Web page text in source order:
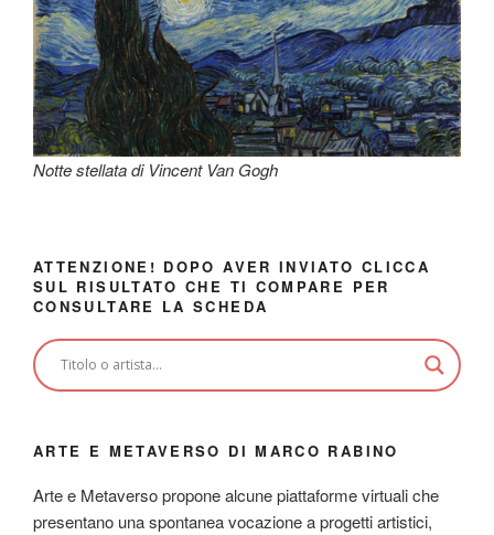
Notte stellata di Vincent Van Gogh
ATTENZIONE! DOPO AVER INVIATO CLICCA
SUL RISULTATO CHE TI COMPARE PER
CONSULTARE LA SCHEDA
ARTE E METAVERSO DI MARCO RABINO
Arte e Metaverso propone alcune piattaforme virtuali che
presentano una spontanea vocazione a progetti artistici,